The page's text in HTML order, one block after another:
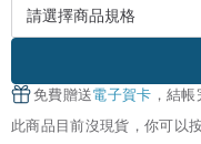
免費贈送電子賀卡 ，結
此商品目前沒現貨，你可以